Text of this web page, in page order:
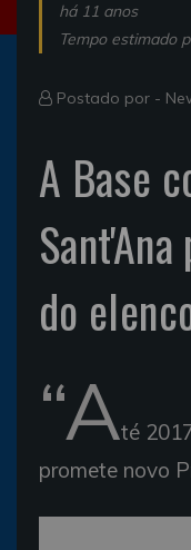
há 11 anos
Tempo estimado
Postado por -
A Base
do
“Até
promete novo